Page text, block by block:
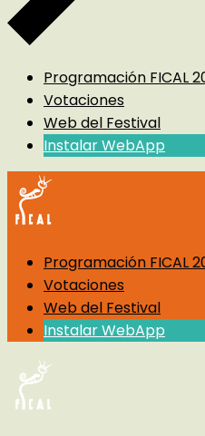
Programación FICAL
Votaciones
Web del Festival
Instalar WebApp
Programación FICAL
Votaciones
Web del Festival
Instalar WebApp